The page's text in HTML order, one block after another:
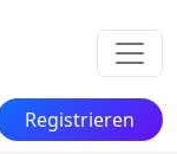
Registrieren